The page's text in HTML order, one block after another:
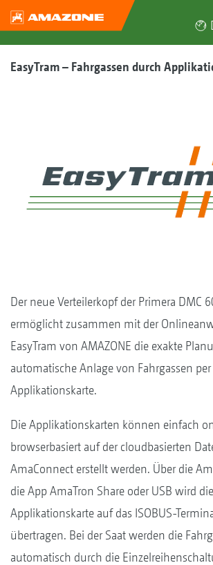
EasyTram – Fahrgassen durch
Der neue Verteilerkopf der Primera DMC
ermöglicht zusammen mit der
EasyTram von AMAZONE die exakte
automatische Anlage von Fahrgassen per
Applikationskarte.
Die Applikationskarten können einfach
browserbasiert auf der cloudbasierten
AmaConnect erstellt werden. Über die
die App AmaTron Share oder USB wird die
Applikationskarte auf das ISOBUS-
übertragen. Bei der Saat werden die
automatisch durch die